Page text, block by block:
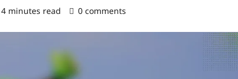
minutes read 0 comments